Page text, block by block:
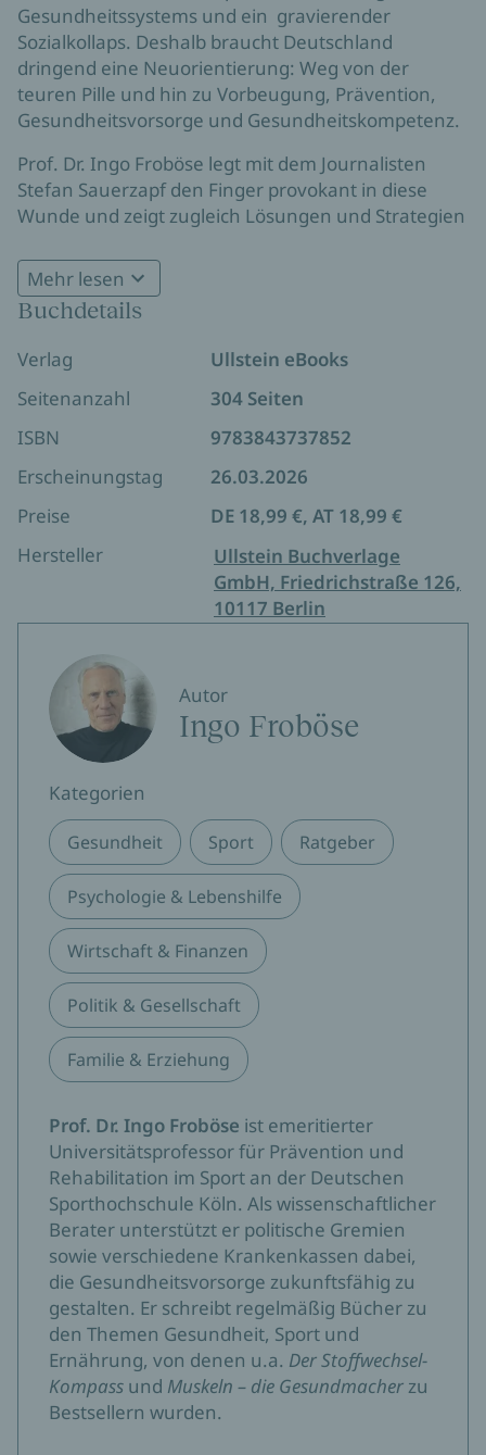
Gesundheitssystems und ein gravierender
Sozialkollaps. Deshalb braucht Deutschland
dringend eine Neuorientierung: Weg von der
teuren Pille und hin zu Vorbeugung, Prävention,
Gesundheitsvorsorge und Gesundheitskompetenz.
Prof. Dr. Ingo Froböse legt mit dem Journalisten
Stefan Sauerzapf den Finger provokant in diese
Wunde und zeigt zugleich Lösungen und Strategien
individuellen Ebene, die allesamt aus der Misere
führen könnten.
Gesundheit fördern, anstatt immer mehr Geld in die
Rettung einer todkranken und ineffizienten
Froböse
Mehr lesen
Buchdetails
Verlag
Ullstein eBooks
Seitenanzahl
304 Seiten
ISBN
9783843737852
Erscheinungstag
26.03.2026
Preise
DE 18,99 €, AT 18,99 €
Hersteller
Ullstein Buchverlage
GmbH, Friedrichstraße 126,
10117 Berlin
Autor
Ingo Froböse
Kategorien
Gesundheit Sport Ratgeber
Psychologie & Lebenshilfe
Wirtschaft & Finanzen
Politik & Gesellschaft
Familie & Erziehung
Prof. Dr. Ingo Froböse ist emeritierter
Universitätsprofessor für Prävention und
Rehabilitation im Sport an der Deutschen
Sporthochschule Köln. Als wissenschaftlicher
Berater unterstützt er politische Gremien
sowie verschiedene Krankenkassen dabei,
die Gesundheitsvorsorge zukunftsfähig zu
gestalten. Er schreibt regelmäßig Bücher zu
den Themen Gesundheit, Sport und
Ernährung, von denen u.a. Der Stoffwechsel-
Kompass und Muskeln – die Gesundmacherzu
Bestsellern wurden.